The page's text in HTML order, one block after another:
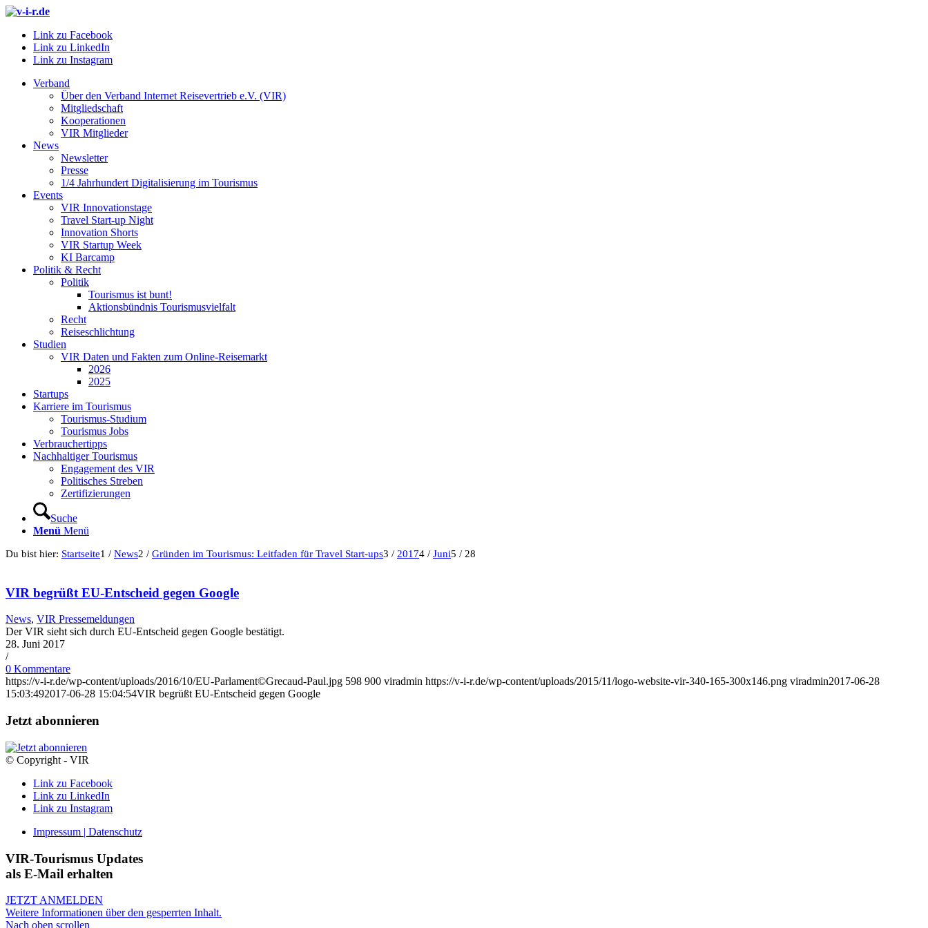
Link zu Facebook
Link zu LinkedIn
Link zu Instagram
Verband
Über den Verband Internet Reisevertrieb e.V. (VIR)
Mitgliedschaft
Kooperationen
VIR Mitglieder
News
Newsletter
Presse
1/4 Jahrhundert Digitalisierung im Tourismus
Events
VIR Innovationstage
Travel Start-up Night
Innovation Shorts
VIR Startup Week
KI Barcamp
Politik & Recht
Politik
Tourismus ist bunt!
Aktionsbündnis Tourismusvielfalt
Recht
Reiseschlichtung
Studien
VIR Daten und Fakten zum Online-Reisemarkt
2026
2025
Startups
Karriere im Tourismus
Tourismus-Studium
Tourismus Jobs
Verbrauchertipps
Nachhaltiger Tourismus
Engagement des VIR
Politisches Streben
Zertifizierungen
Suche
Menü Menü
Du bist hier: Startseite1 / News2 / Gründen im Tourismus: Leitfaden für Travel Start-ups3 / 20174 / Juni5 / 28
VIR begrüßt EU-Entscheid gegen Google
News, VIR Pressemeldungen
Der VIR sieht sich durch EU-Entscheid gegen Google bestätigt.
28. Juni 2017
/
0 Kommentare
https://v-i-r.de/wp-content/uploads/2016/10/EU-Parlament©Grecaud-Paul.jpg 598 900 viradmin https://v-i-r.de/wp-content/uploads/2015/11/logo-website-vir-340-165-300x146.png viradmin2017-06-28
15:03:492017-06-28 15:04:54VIR begrüßt EU-Entscheid gegen Google
Jetzt abonnieren
© Copyright - VIR
Link zu Facebook
Link zu LinkedIn
Link zu Instagram
Impressum | Datenschutz
VIR-Tourismus Updates
als E-Mail erhalten
JETZT ANMELDEN
Weitere Informationen über den gesperrten Inhalt.
Nach oben scrollen